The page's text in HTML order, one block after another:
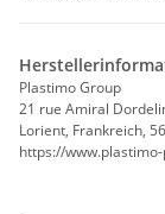
Plastimo Group
21 rue Amiral
Lorient, Frankreich,
https://